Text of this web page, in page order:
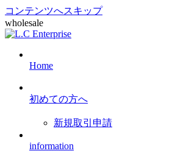
コンテンツへスキップ
wholesale
Home
初めての方へ
新規取引申請
information